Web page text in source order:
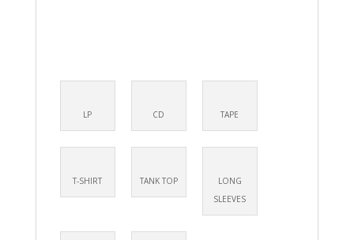
LP CD TAPE
T-SHIRT TANK TOP
LONG
SLEEVES